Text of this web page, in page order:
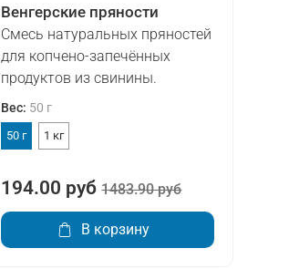
Венгерские пряности
Смесь натуральных пряностей
для копчено-запечённых
продуктов из свинины.
Вес: 50 г
50 г 1 кг
194.00 руб 1483.90 руб
В корзину